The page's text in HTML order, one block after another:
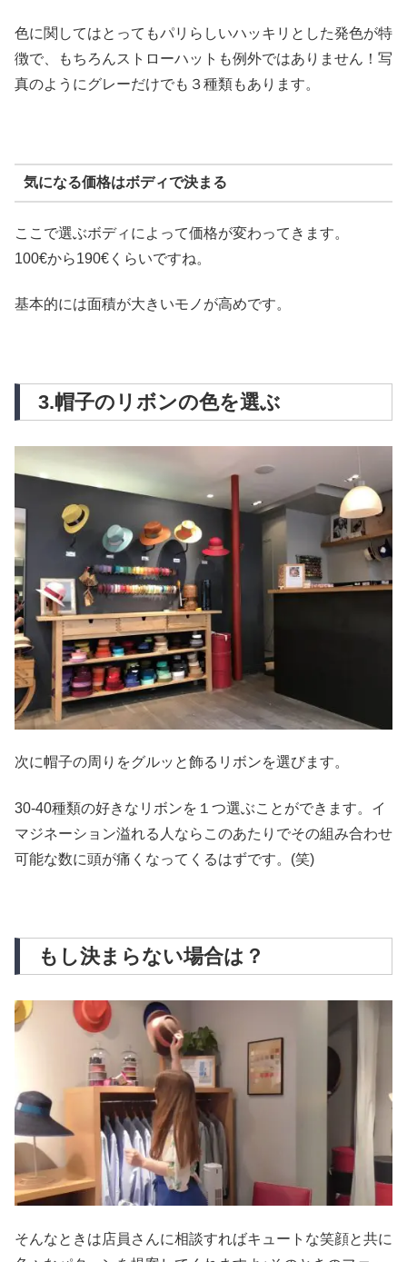
色に関してはとってもパリらしいハッキリとした発色が特
徴で、もちろんストローハットも例外ではありません！写
真のようにグレーだけでも３種類もあります。
気になる価格はボディで決まる
ここで選ぶボディによって価格が変わってきます。
100€から190€くらいですね。
基本的には面積が大きいモノが高めです。
3.帽子のリボンの色を選ぶ
次に帽子の周りをグルッと飾るリボンを選びます。
30-40種類の好きなリボンを１つ選ぶことができます。イ
マジネーション溢れる人ならこのあたりでその組み合わせ
可能な数に頭が痛くなってくるはずです。(笑)
もし決まらない場合は？
そんなときは店員さんに相談すればキュートな笑顔と共に